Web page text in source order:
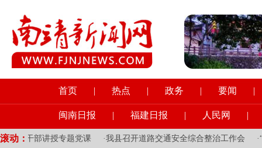
首页 | 热点 | 政务 | 要闻 |
闽南日报 | 福建日报 | 人民网 |
滚动：
员干部讲授专题党课 · 我县召开道路交通安全综合整治工作会 · “